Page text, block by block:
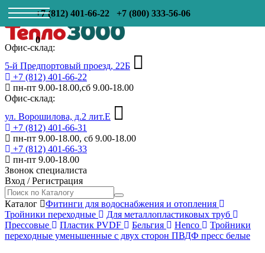
+7 (812) 401-66-22 +7 (800) 333-56-06
0
Офис-склад:
5-й Предпортовый проезд, 22Б
+7 (812) 401-66-22
пн-пт 9.00-18.00,сб 9.00-18.00
Офис-склад:
ул. Ворошилова, д.2 лит.Е
+7 (812) 401-66-31
пн-пт 9.00-18.00, сб 9.00-18.00
+7 (812) 401-66-33
пн-пт 9.00-18.00
Звонок специалиста
Вход /Регистрация
Каталог
Фитинги для водоснабжения и отопления
Тройники переходные
Для металлопластиковых труб
Прессовые
Пластик PVDF Бельгия Henco
Тройники
переходные уменьшенные с двух сторон ПВДФ пресс белые